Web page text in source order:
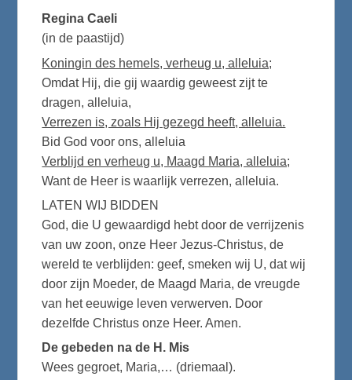
Regina Caeli
(in de paastijd)
Koningin des hemels, verheug u, alleluia;
Omdat Hij, die gij waardig geweest zijt te
dragen, alleluia,
Verrezen is, zoals Hij gezegd heeft, alleluia.
Bid God voor ons, alleluia
Verblijd en verheug u, Maagd Maria, alleluia;
Want de Heer is waarlijk verrezen, alleluia.
LATEN WIJ BIDDEN
God, die U gewaardigd hebt door de verrijzenis
van uw zoon, onze Heer Jezus-Christus, de
wereld te verblijden: geef, smeken wij U, dat wij
door zijn Moeder, de Maagd Maria, de vreugde
van het eeuwige leven verwerven. Door
dezelfde Christus onze Heer. Amen.
De gebeden na de H. Mis
Wees gegroet, Maria,… (driemaal).